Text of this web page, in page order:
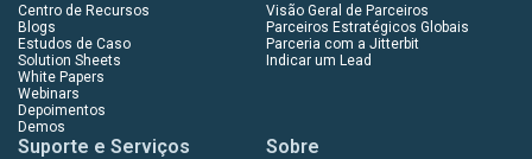
Centro de Recursos
Blogs
Estudos de Caso
Solution Sheets
White Papers
Webinars
Depoimentos
Demos
Visão Geral de Parceiros
Parceiros Estratégicos Globais
Parceria com a Jitterbit
Indicar um Lead
Suporte e Serviços Sobre